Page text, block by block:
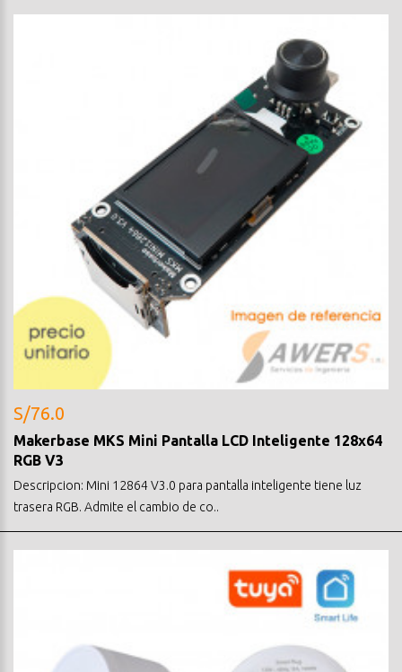
S/76.0
Makerbase MKS Mini Pantalla LCD Inteligente 128x64
RGB V3
Descripcion: Mini 12864 V3.0 para pantalla inteligente tiene luz
trasera RGB. Admite el cambio de co..